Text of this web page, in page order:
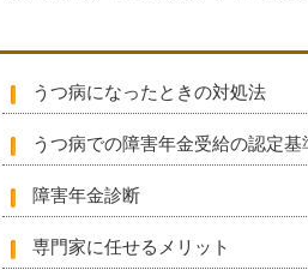
うつ病になったときの対処法
うつ病での障害年金受給の認定基
障害年金診断
専門家に任せるメリット